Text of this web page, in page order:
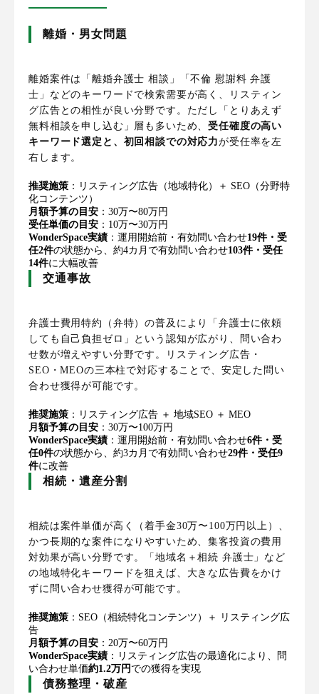
離婚・男女問題
離婚案件は「離婚弁護士 相談」「不倫 慰謝料 弁護
士」などのキーワードで検索需要が高く、リスティン
グ広告との相性が良い分野です。ただし「とりあえず
無料相談を申し込む」層も多いため、受任確度の高い
キーワード選定と、初回相談での対応力が受任率を左
右します。
推奨施策 ：リスティング広告（地域特化）＋ SEO（分野特
化コンテンツ）
月額予算の目安 ：30万〜80万円
受任単価の目安 ：10万〜30万円
WonderSpace実績 ：運用開始前・有効問い合わせ19件・受
任2件の状態から、約4カ月で有効問い合わせ103件・受任
14件に大幅改善
交通事故
弁護士費用特約（弁特）の普及により「弁護士に依頼
しても自己負担ゼロ」という認知が広がり、問い合わ
せ数が増えやすい分野です。リスティング広告・
SEO・MEOの三本柱で対応することで、安定した問い
合わせ獲得が可能です。
推奨施策 ：リスティング広告 ＋ 地域SEO ＋ MEO
月額予算の目安 ：30万〜100万円
WonderSpace実績 ：運用開始前・有効問い合わせ6件・受
任0件の状態から、約3カ月で有効問い合わせ29件・受任9
件に改善
相続・遺産分割
相続は案件単価が高く（着手金30万〜100万円以上）、
かつ長期的な案件になりやすいため、集客投資の費用
対効果が高い分野です。「地域名＋相続 弁護士」など
の地域特化キーワードを狙えば、大きな広告費をかけ
ずに問い合わせ獲得が可能です。
推奨施策 ：SEO（相続特化コンテンツ）＋ リスティング広
告
月額予算の目安 ：20万〜60万円
WonderSpace実績 ：リスティング広告の最適化により、問
い合わせ単価約1.2万円 での獲得を実現
債務整理・破産